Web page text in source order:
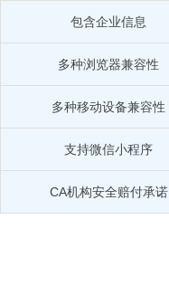
包含企业信息
多种浏览器兼容性
多种移动设备兼容性
支持微信小程序
CA机构安全赔付承诺